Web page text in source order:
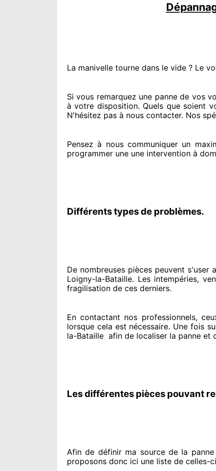
La manivelle tourne dans le vide ? Le
Si vous remarquez une panne de vos
à votre disposition. Quels que soient
N'hésitez pas à nous contacter. Nos
Pensez à nous communiquer un
programmer une une intervention à
Différents types de problèmes.
De nombreuses pièces peuvent s'user
Loigny-la-Bataille. Les intempéries,
fragilisation de ces derniers.
En contactant nos professionnels,
lorsque cela est nécessaire. Une fois
la-Bataille afin de localiser la panne et
Les différentes pièces pouvant
Afin de définir ma sourcede la panne
proposons donc ici une liste de celles-